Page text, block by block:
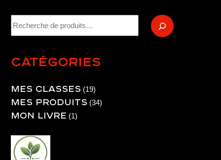
Catégories
Mes Classes 1919
produits
Mes produits 3434
Mon livre 11